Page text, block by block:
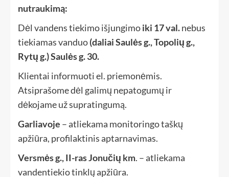
nutraukimą:
Dėl vandens tiekimo išjungimoiki 17 val.nebus
tiekiamas vanduo(daliai Saulės g., Topolių g.,
Rytų g.) Saulės g. 30.
Klientai informuoti el. priemonėmis.
Atsiprašome dėl galimų nepatogumų ir
dėkojame už supratingumą.
Garliavoje – atliekama monitoringo taškų
apžiūra, profilaktinis aptarnavimas.
Versmės g., II-ras Jonučių km. – atliekama
vandentiekio tinklų apžiūra.